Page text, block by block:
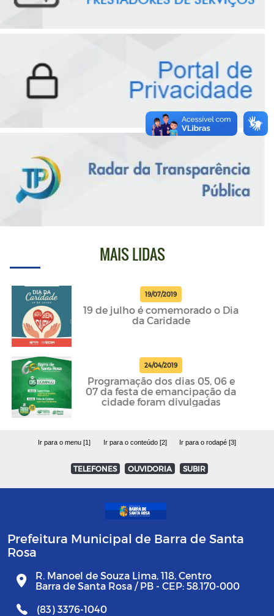
MAIS LIDAS
19/07/2019
19 de julho é comemorado o Dia
da Caridade
24/04/2019
Programação dos dias 05, 06 e
07 da festa de emancipação da
cidade foram divulgadas
Ir para o menu [1] Ir para o conteúdo [2] Ir para o rodapé [3]
TELEFONES OUVIDORIA SUBIR
Prefeitura Municipal de Barra de Santa
Rosa
R. Manoel de Souza Lima, 118, Centro
Barra de Santa Rosa / PB - CEP: 58.170-000
(83) 3376-1040